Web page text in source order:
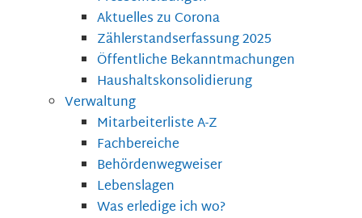
Aktuelles zu Corona
Zählerstandserfassung 2025
Öffentliche Bekanntmachungen
Haushaltskonsolidierung
Verwaltung
Mitarbeiterliste A-Z
Fachbereiche
Behördenwegweiser
Lebenslagen
Was erledige ich wo?